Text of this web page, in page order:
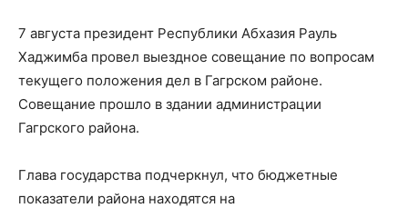
7 августа президент Республики Абхазия Рауль
Хаджимба провел выездное совещание по вопросам
текущего положения дел в Гагрском районе.
Совещание прошло в здании администрации
Гагрского района.
Глава государства подчеркнул, что бюджетные
показатели района находятся на